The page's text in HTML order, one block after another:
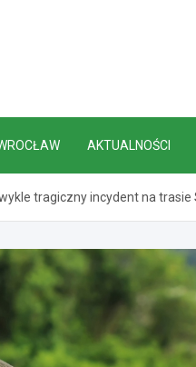
AKTUALNOŚCI
tragiczny incydent na